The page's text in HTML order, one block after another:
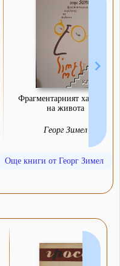
Фрагментарният характер
на живота
Георг Зимел
Още книги от Георг Зимел